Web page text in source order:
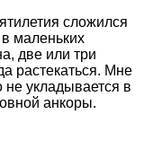
сложился
маленьких
две или три
растекаться. Мне
укладывается в
анкоры.